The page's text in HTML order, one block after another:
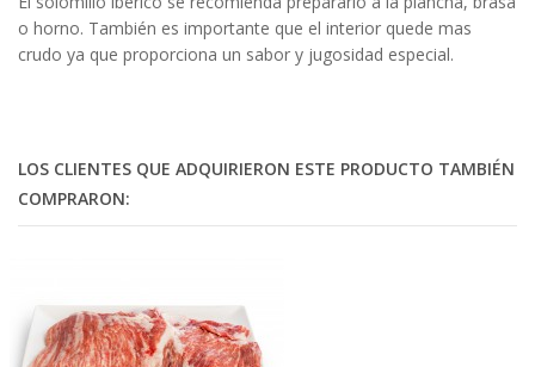
o horno. También es importante que el interior quede mas
crudo ya que proporciona un sabor y jugosidad especial.
LOS CLIENTES QUE ADQUIRIERON ESTE PRODUCTO TAMBIÉN
COMPRARON: